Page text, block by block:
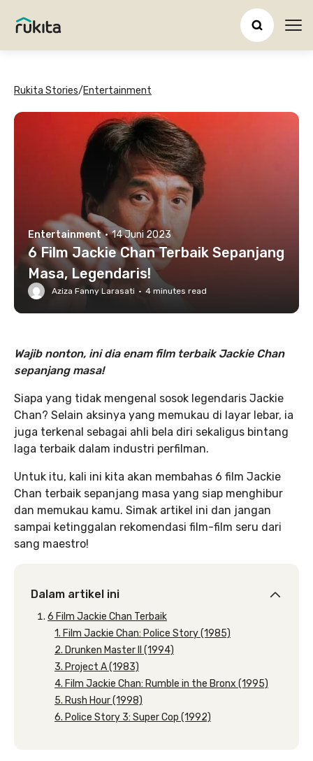
Rukita Stories/Entertainment
Entertainment · 14 Juni 2023
6 Film Jackie Chan Terbaik Sepanjang
Masa, Legendaris!
Aziza Fanny Larasati · 4 minutes read
Wajib nonton, ini dia enam film terbaik Jackie Chan
sepanjang masa!
Siapa yang tidak mengenal sosok legendaris Jackie
Chan? Selain aksinya yang memukau di layar lebar, ia
juga terkenal sebagai ahli bela diri sekaligus bintang
laga terbaik dalam industri perfilman.
Untuk itu, kali ini kita akan membahas 6 film Jackie
Chan terbaik sepanjang masa yang siap menghibur
dan memukau kamu. Simak artikel ini dan jangan
sampai ketinggalan rekomendasi film-film seru dari
sang maestro!
Dalam artikel ini
6 Film Jackie Chan Terbaik
1. Film Jackie Chan: Police Story (1985)
2. Drunken Master II (1994)
3. Project A (1983)
4. Film Jackie Chan: Rumble in the Bronx (1995)
5. Rush Hour (1998)
6. Police Story 3: Super Cop (1992)